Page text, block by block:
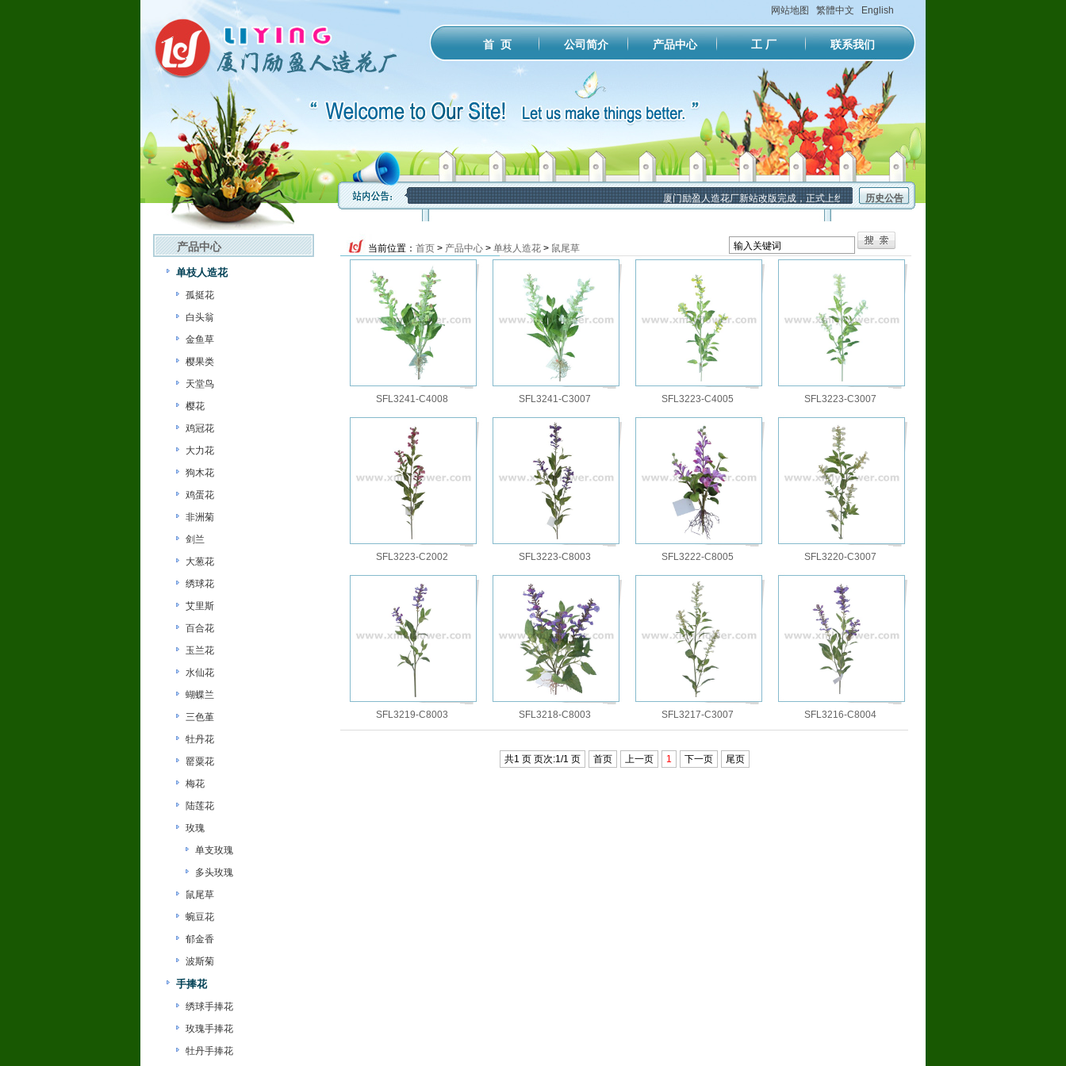
网站地图 繁體中文 English
首 页 公司简介 产品中心 工 厂 联系我们
厦门励盈人造花厂新站改版完成，正式上线运行。 历史公告
产品中心
单枝人造花
孤挺花
白头翁
金鱼草
樱果类
天堂鸟
樱花
鸡冠花
大力花
狗木花
鸡蛋花
非洲菊
剑兰
大葱花
绣球花
艾里斯
百合花
玉兰花
水仙花
蝴蝶兰
三色堇
牡丹花
罂粟花
梅花
陆莲花
玫瑰
单支玫瑰
多头玫瑰
鼠尾草
蜿豆花
郁金香
波斯菊
手捧花
绣球手捧花
玫瑰手捧花
牡丹手捧花
当前位置： 首页 > 产品中心 > 单枝人造花 > 鼠尾草
SFL3241-C4008 SFL3241-C3007 SFL3223-C4005 SFL3223-C3007
SFL3223-C2002 SFL3223-C8003 SFL3222-C8005 SFL3220-C3007
SFL3219-C8003 SFL3218-C8003 SFL3217-C3007 SFL3216-C8004
共1 页 页次:1/1 页 首页 上一页 1 下一页 尾页